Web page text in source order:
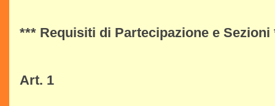
*** Requisiti di Partecipazione e Sezioni
Art. 1